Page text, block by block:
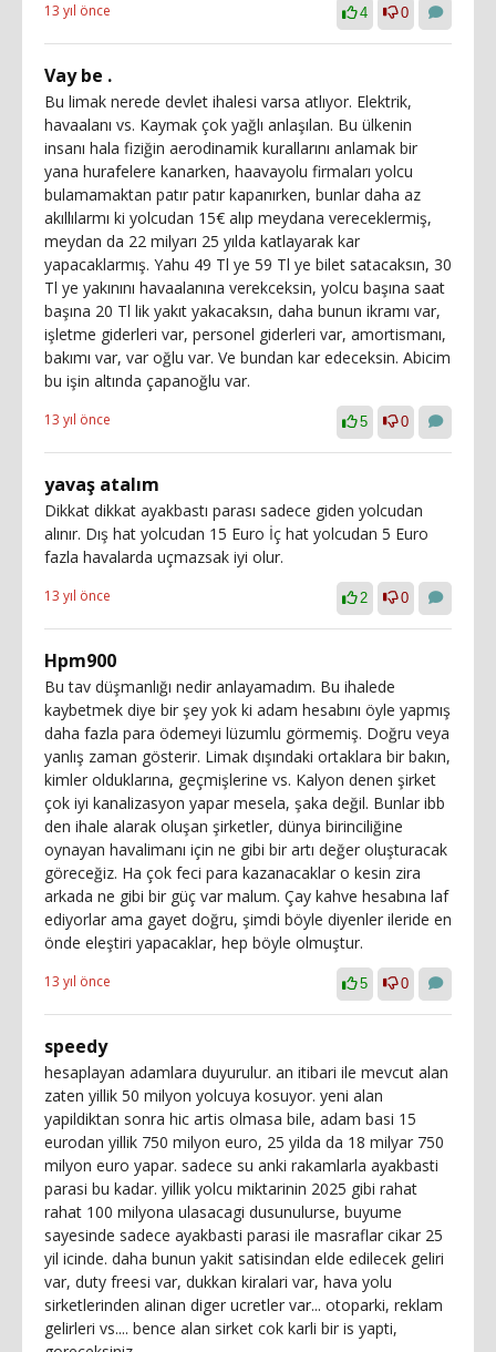
13 yıl önce 4 0
Vay be .
Bu limak nerede devlet ihalesi varsa atlıyor. Elektrik,
havaalanı vs. Kaymak çok yağlı anlaşılan. Bu ülkenin
insanı hala fiziğin aerodinamik kurallarını anlamak bir
yana hurafelere kanarken, haavayolu firmaları yolcu
bulamamaktan patır patır kapanırken, bunlar daha az
akıllılarmı ki yolcudan 15€ alıp meydana vereceklermiş,
meydan da 22 milyarı 25 yılda katlayarak kar
yapacaklarmış. Yahu 49 Tl ye 59 Tl ye bilet satacaksın, 30
Tl ye yakınını havaalanına verekceksin, yolcu başına saat
başına 20 Tl lik yakıt yakacaksın, daha bunun ikramı var,
işletme giderleri var, personel giderleri var, amortismanı,
bakımı var, var oğlu var. Ve bundan kar edeceksin. Abicim
bu işin altında çapanoğlu var.
13 yıl önce 5 0
yavaş atalım
Dikkat dikkat ayakbastı parası sadece giden yolcudan
alınır. Dış hat yolcudan 15 Euro İç hat yolcudan 5 Euro
fazla havalarda uçmazsak iyi olur.
13 yıl önce 2 0
Hpm900
Bu tav düşmanlığı nedir anlayamadım. Bu ihalede
kaybetmek diye bir şey yok ki adam hesabını öyle yapmış
daha fazla para ödemeyi lüzumlu görmemiş. Doğru veya
yanlış zaman gösterir. Limak dışındaki ortaklara bir bakın,
kimler olduklarına, geçmişlerine vs. Kalyon denen şirket
çok iyi kanalizasyon yapar mesela, şaka değil. Bunlar ibb
den ihale alarak oluşan şirketler, dünya birinciliğine
oynayan havalimanı için ne gibi bir artı değer oluşturacak
göreceğiz. Ha çok feci para kazanacaklar o kesin zira
arkada ne gibi bir güç var malum. Çay kahve hesabına laf
ediyorlar ama gayet doğru, şimdi böyle diyenler ileride en
önde eleştiri yapacaklar, hep böyle olmuştur.
13 yıl önce 5 0
speedy
hesaplayan adamlara duyurulur. an itibari ile mevcut alan
zaten yillik 50 milyon yolcuya kosuyor. yeni alan
yapildiktan sonra hic artis olmasa bile, adam basi 15
eurodan yillik 750 milyon euro, 25 yilda da 18 milyar 750
milyon euro yapar. sadece su anki rakamlarla ayakbasti
parasi bu kadar. yillik yolcu miktarinin 2025 gibi rahat
rahat 100 milyona ulasacagi dusunulurse, buyume
sayesinde sadece ayakbasti parasi ile masraflar cikar 25
yil icinde. daha bunun yakit satisindan elde edilecek geliri
var, duty freesi var, dukkan kiralari var, hava yolu
sirketlerinden alinan diger ucretler var... otoparki, reklam
gelirleri vs.... bence alan sirket cok karli bir is yapti,